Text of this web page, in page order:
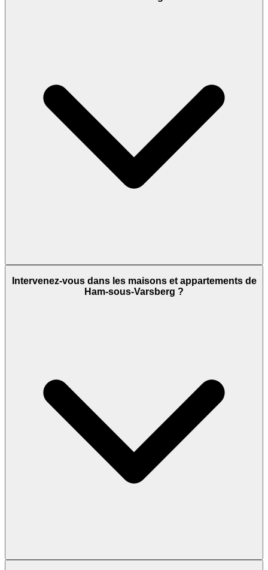
Intervenez-vous dans les maisons et appartements de
Ham-sous-Varsberg ?